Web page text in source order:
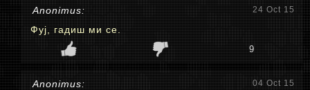
Anonimus: 24 Oct 15
Фуј, гадиш ми се.
9
Anonimus: 04 Oct 15